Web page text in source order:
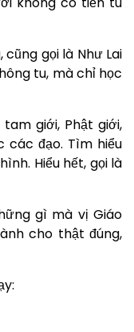
gọi là Như Lai
tu, mà chỉ học
giới, Phật giới,
các đạo. Tìm hiểu
Hiểu hết, gọi là
gì mà vị Giáo
cho thật đúng,